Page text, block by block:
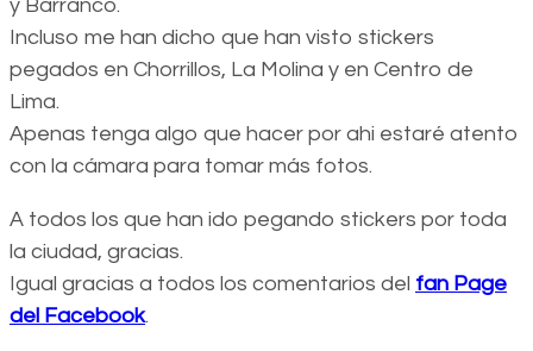
y Barranco.
Incluso me han dicho que han visto stickers
pegados en Chorrillos, La Molina y en Centro de
Lima.
Apenas tenga algo que hacer por ahi estaré atento
con la cámara para tomar más fotos.
A todos los que han ido pegando stickers por toda
la ciudad, gracias.
Igual gracias a todos los comentarios del fan Page
del Facebook.